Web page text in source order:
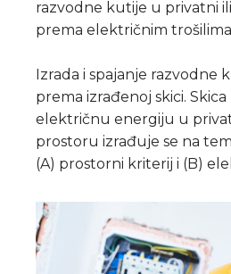
razvodne kutije u privatni
prema električnim
Izrada i spajanje razvodne
prema izrađenoj skici.
električnu energiju u
prostoru izrađuje se na
(A) prostorni kriterij i (B)